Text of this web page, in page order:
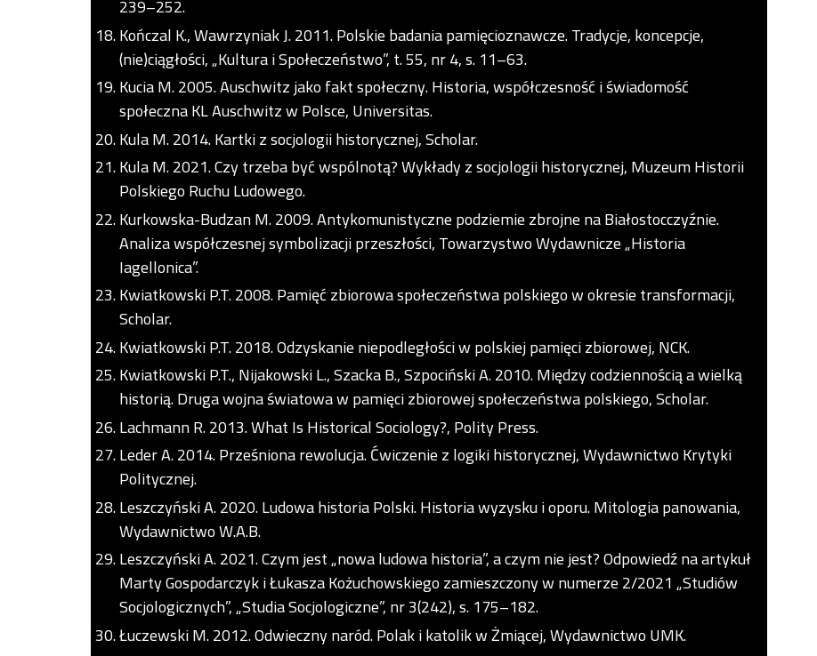
239–252.
Kończal K., Wawrzyniak J. 2011. Polskie badania pamięcioznawcze. Tradycje, koncepcje,
(nie)ciągłości, „Kultura i Społeczeństwo”, t. 55, nr 4, s. 11–63.
Kucia M. 2005. Auschwitz jako fakt społeczny. Historia, współczesność i świadomość
społeczna KL Auschwitz w Polsce, Universitas.
Kula M. 2014. Kartki z socjologii historycznej, Scholar.
Kula M. 2021. Czy trzeba być wspólnotą? Wykłady z socjologii historycznej, Muzeum Historii
Polskiego Ruchu Ludowego.
Kurkowska-Budzan M. 2009. Antykomunistyczne podziemie zbrojne na Białostocczyźnie.
Analiza współczesnej symbolizacji przeszłości, Towarzystwo Wydawnicze „Historia
Iagellonica”.
Kwiatkowski P.T. 2008. Pamięć zbiorowa społeczeństwa polskiego w okresie transformacji,
Scholar.
Kwiatkowski P.T. 2018. Odzyskanie niepodległości w polskiej pamięci zbiorowej, NCK.
Kwiatkowski P.T., Nijakowski L., Szacka B., Szpociński A. 2010. Między codziennością a wielką
historią. Druga wojna światowa w pamięci zbiorowej społeczeństwa polskiego, Scholar.
Lachmann R. 2013. What Is Historical Sociology?, Polity Press.
Leder A. 2014. Prześniona rewolucja. Ćwiczenie z logiki historycznej, Wydawnictwo Krytyki
Politycznej.
Leszczyński A. 2020. Ludowa historia Polski. Historia wyzysku i oporu. Mitologia panowania,
Wydawnictwo W.A.B.
Leszczyński A. 2021. Czym jest „nowa ludowa historia”, a czym nie jest? Odpowiedź na artykuł
Marty Gospodarczyk i Łukasza Kożuchowskiego zamieszczony w numerze 2/2021 „Studiów
Socjologicznych”, „Studia Socjologiczne”, nr 3(242), s. 175–182.
Łuczewski M. 2012. Odwieczny naród. Polak i katolik w Żmiącej, Wydawnictwo UMK.